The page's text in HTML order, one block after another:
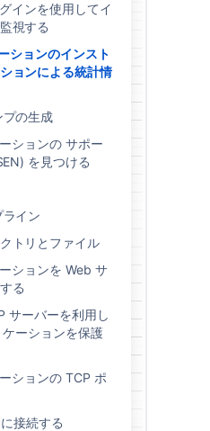
インを使用してイ
視する
ションのインスト
ョンによる統計情
プの生成
ションの サポー
を見つける
イン
トリとファイル
ションを Web サ
る
サーバーを利用し
ーションを保護
ションの TCP ポ
接続する